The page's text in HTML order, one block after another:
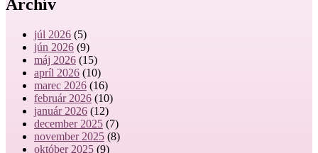
Archív
júl 2026 (5)
jún 2026 (9)
máj 2026 (15)
apríl 2026 (10)
marec 2026 (16)
február 2026 (10)
január 2026 (12)
december 2025 (7)
november 2025 (8)
október 2025 (9)